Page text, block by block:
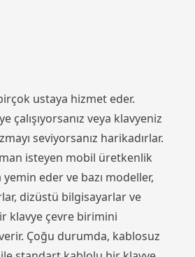
ustaya hizmet eder.
çalışıyorsanız veya klavyeniz
seviyorsanız harikadırlar.
isteyen mobil üretkenlik
eder ve bazı modeller,
dizüstü bilgisayarlar ve
klavye çevre birimini
Çoğu durumda, kablosuz